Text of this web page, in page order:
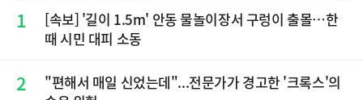
1
[속보] '길이 1.5m' 안동 물놀이장서 구렁이 출몰…한
때 시민 대피 소동
2
"편해서 매일 신었는데"...전문가가 경고한 '크록스'의